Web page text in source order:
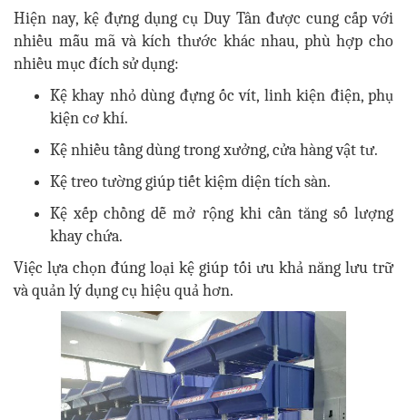
Hiện nay, kệ đựng dụng cụ Duy Tân được cung cấp với
nhiều mẫu mã và kích thước khác nhau, phù hợp cho
nhiều mục đích sử dụng:
Kệ khay nhỏ dùng đựng ốc vít, linh kiện điện, phụ
kiện cơ khí.
Kệ nhiều tầng dùng trong xưởng, cửa hàng vật tư.
Kệ treo tường giúp tiết kiệm diện tích sàn.
Kệ xếp chồng dễ mở rộng khi cần tăng số lượng
khay chứa.
Việc lựa chọn đúng loại kệ giúp tối ưu khả năng lưu trữ
và quản lý dụng cụ hiệu quả hơn.